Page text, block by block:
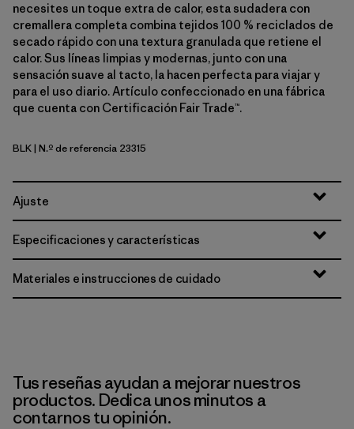
necesites un toque extra de calor, esta sudadera con
cremallera completa combina tejidos 100 % reciclados de
secado rápido con una textura granulada que retiene el
calor. Sus líneas limpias y modernas, junto con una
sensación suave al tacto, la hacen perfecta para viajar y
para el uso diario. Artículo confeccionado en una fábrica
que cuenta con Certificación Fair Trade™.
Black
BLK| N.º de referencia 23315
Ajuste
Especificaciones y características
Materiales e instrucciones de cuidado
Tus reseñas ayudan a mejorar nuestros
productos. Dedica unos minutos a
contarnos tu opinión.